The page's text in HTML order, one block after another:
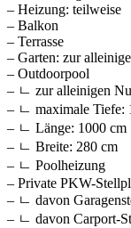
– Heizung: teilweise
– Balkon
– Terrasse
– Garten: zur
– Outdoorpool
– ㄴ zur alleinigen
– ㄴ maximale Tiefe:
– ㄴ Länge: 1000 cm
– ㄴ Breite: 280 cm
– ㄴ Poolheizung
– Private PKW-
– ㄴ davon
– ㄴ davon Carport-